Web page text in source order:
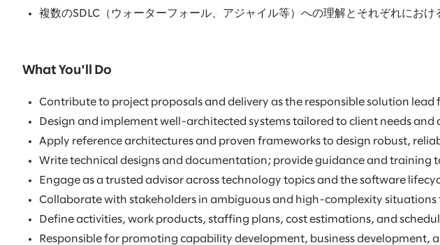
複数のSDLC（ウォーターフォール、アジャイル等）への理解とそれぞれにおけ
What You'll Do
Contribute to project proposals and delivery as the responsible solution
Design and implement well-architected systems tailored to client needs and
Apply reference architectures and proven frameworks to design robust,
Write technical designs and documentation; provide guidance and training
Engage as a trusted advisor across technology topics and the software
Collaborate with stakeholders in ambiguous and high-complexity
Define activities, work products, staffing plans, cost estimations, and
Responsible for promoting capability development, business development,